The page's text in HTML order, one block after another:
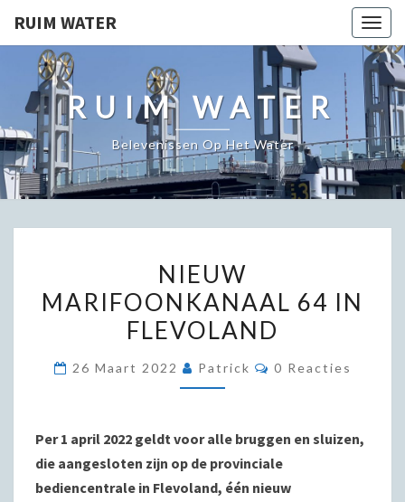
RUIM WATER
RUIM WATER
Belevenissen Op Het Water
MARIFOONKANAAL
64
IN
NIEUW
MARIFOONKANAAL 64 IN
FLEVOLAND
26 Maart 2022 Patrick Reacties
0 Reacties
Per 1 april 2022 geldt voor alle bruggen en sluizen,
die aangesloten zijn op de provinciale
bediencentrale in Flevoland, één nieuw